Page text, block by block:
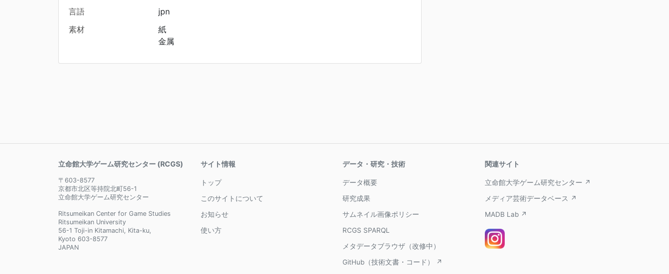
言語
jpn
素材
紙
金属
立命館大学ゲーム研究センター (RCGS)
〒603-8577
京都市北区等持院北町56-1
立命館大学ゲーム研究センター
Ritsumeikan Center for Game Studies
Ritsumeikan University
56-1 Toji-in Kitamachi, Kita-ku,
Kyoto 603-8577
JAPAN
サイト情報
トップ
このサイトについて
お知らせ
使い方
データ・研究・技術
データ概要
研究成果
サムネイル画像ポリシー
RCGS SPARQL
メタデータブラウザ（改修中）
GitHub（技術文書・コード） ↗
関連サイト
立命館大学ゲーム研究センター ↗
メディア芸術データベース ↗
MADB Lab ↗